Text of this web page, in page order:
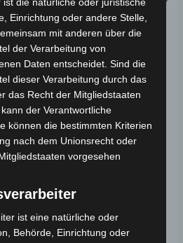
Elektro-Fahrzeuge
€.
Produkt
weist
mehrere
Varianten
auf.
Optionen
auf
ist die natürliche oder juristische
Einrichtung oder andere Stelle,
mit anderen über die
der Verarbeitung von
Daten entscheidet. Sind die
dieser Verarbeitung durch das
das Recht der Mitgliedstaaten
der Verantwortliche
können die bestimmten Kriterien
nach dem Unionsrecht oder
vorgesehen
ist eine natürliche oder
Behörde, Einrichtung oder